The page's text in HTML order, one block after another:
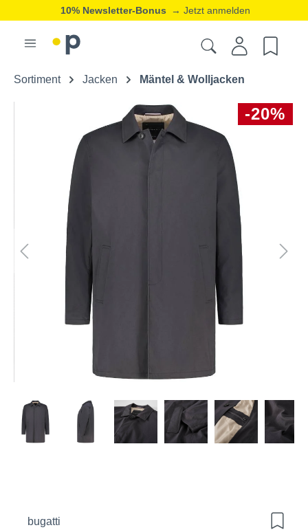
10% Newsletter-Bonus → Jetzt anmelden
Sortiment Jacken Mäntel & Wolljacken
-20%
bugatti